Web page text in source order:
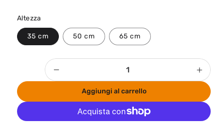
d
l
i
n
o
Altezza
35 cm 50 cm 65 cm
Quantità
seduto
per
Aggiungi al carrello